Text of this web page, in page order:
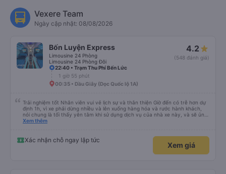
Vexere Team
Ngày cập nhật: 08/08/2026
Bốn Luyện Express
Limousine 24 Phòng
Limousine 24 Phòng Đôi
4.2
(548 đánh giá)
22:40 • Trạm Thu Phí Bến Lức
1 giờ 55 phút
00:35 • Dầu Giây (Dọc Quốc lộ 1A)
Trải nghiệm tốt Nhân viên vui vẻ lịch sự và thân thiện Giờ đến có trễ hơn dự
định 1h, vì xe phải dừng nhiều và lên xuống hàng hóa và rước hành khách,
nói chung là tối thấy yên tâm khi sử dụng dịch vụ của nhà xe này, và sẽ ủng
hộ và giới thiệu cho người thân sử dụng dịch vụ của nhà xe này
Xem thêm
Xác nhận chỗ ngay lập tức
Xem giá